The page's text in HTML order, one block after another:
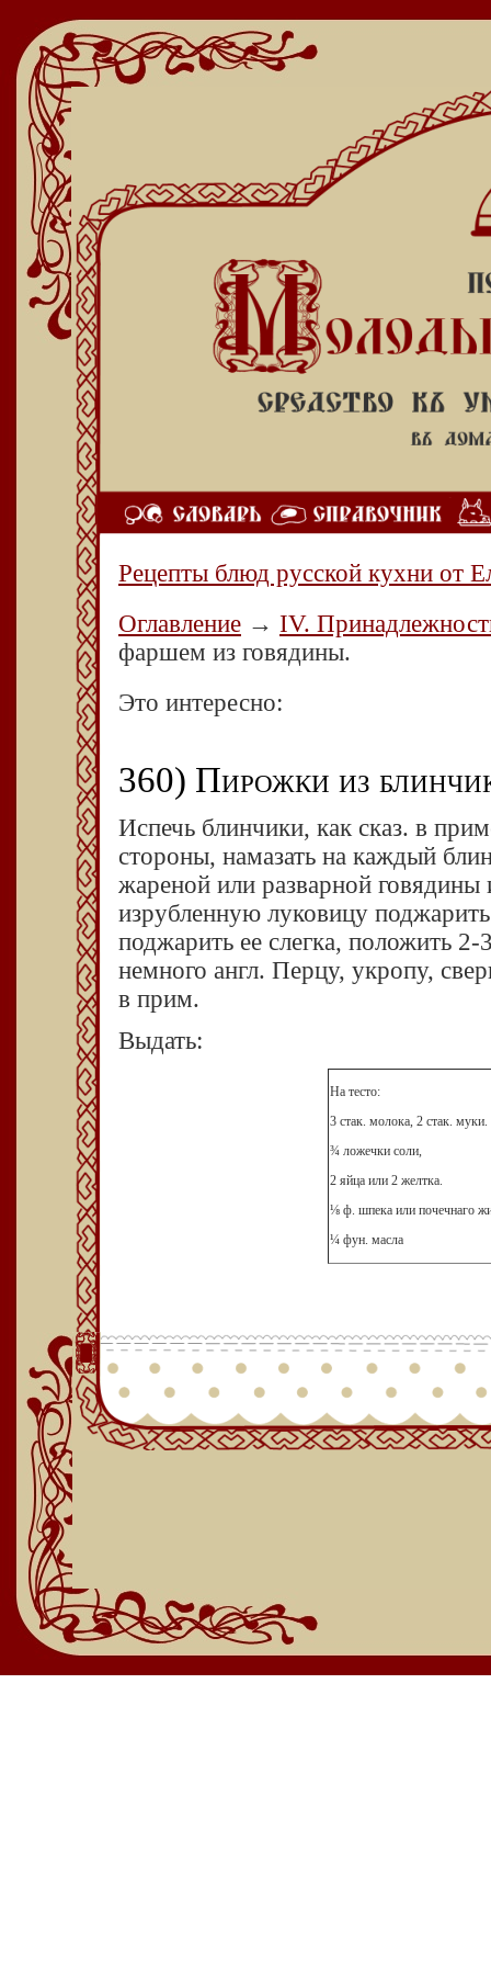
Рецепты блюд русской кухни от
Оглавление → IV.
фаршем из говядины.
Это интересно:
360) Пирожки из
Испечь блинчики, как сказ. в
стороны, намазать на каждый
жареной или разварной
изрубленную луковицу
поджарить ее слегка, положить
немного англ. Перцу, укропу,
в прим.
Выдать:
На тесто:
3 стак. молока, 2 стак. муки.
¾ ложечки соли,
2 яйца или 2 желтка.
⅛ ф. шпека или почечнаго
¼ фун. масла